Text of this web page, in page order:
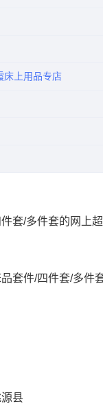
床上用品专店
套/多件套的网上
套件/四件套/多件
县